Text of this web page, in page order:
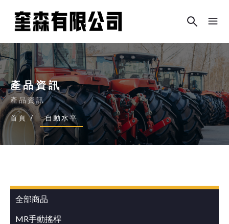
產品資訊
產品資訊
首頁 / 自動水平
全部商品
MR手動搖桿